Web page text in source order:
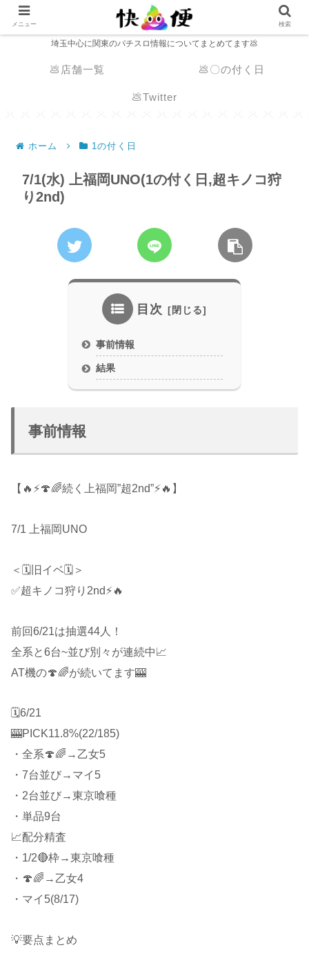
埼玉中心に関東のパチスロ情報についてまとめてます💩
💩店舗一覧 💩〇の付く日
💩Twitter
ホーム 1の付く日
7/1(水) 上福岡UNO(1の付く日,超キノコ狩
り2nd)
目次
事前情報
結果
事前情報
【🔥⚡🍄🌈続く上福岡”超2nd”⚡🔥】
7/1 上福岡UNO
＜🗓旧イベ🗓＞
✅超キノコ狩り2nd⚡🔥
前回6/21は抽選44人！
全系と6台~並び別々が連続中📈
AT機の🍄🌈が続いてます🎰
🗓6/21
🎰PICK11.8%(22/185)
・全系🍄🌈→乙女5
・7台並び→マイ5
・2台並び→東京喰種
・単品9台
📈配分精査
・1/2🔴枠→東京喰種
・🍄🌈→乙女4
・マイ5(8/17)
💡要点まとめ
メニュー 検索